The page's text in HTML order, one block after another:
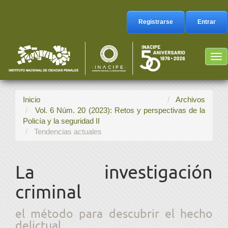
Barra
lateral
Registrarse Entrar
Inicio
Archivos
Vol. 6 Núm. 20 (2023): Retos y perspectivas de la
Policía y la seguridad II
Tendencias actuales
La investigación
criminal
el método para descubrir el hecho
delictual